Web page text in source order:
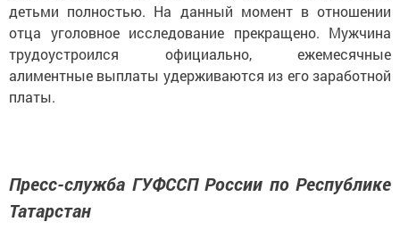
детьми полностью. На данный момент в отношении
отца уголовное исследование прекращено. Мужчина
трудоустроился официально, ежемесячные
алиментные выплаты удерживаются из его заработной
платы.
Пресс-служба ГУФССП России по Республике
Татарстан